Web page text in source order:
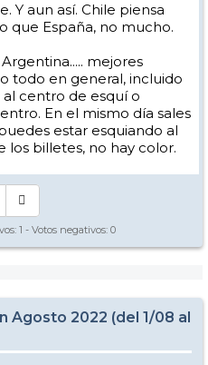
Y aun así. Chile piensa
que España, no mucho.
mejores
todo en general, incluido
centro de esquí o
En el mismo día sales
estar esquiando al
los billetes, no hay color.
1 - Votos negativos: 0
Agosto 2022 (del 1/08 al